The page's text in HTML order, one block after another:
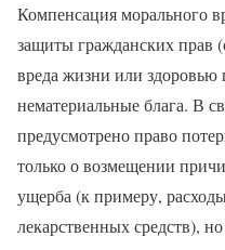
Компенсация морального
защиты гражданских
вреда жизни или здоровью
нематериальные блага. В
предусмотрено право
только о возмещении
ущерба (к примеру,
лекарственных средств),